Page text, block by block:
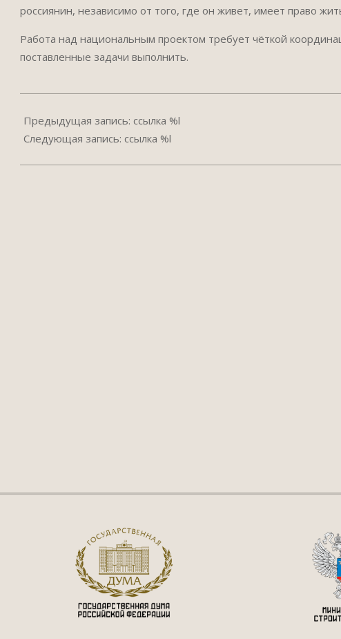
россиянин, независимо от того, где он живет, имеет право
Работа над национальным проектом требует чёткой
поставленные задачи выполнить.
09-
25
Предыдущая запись: ссылка %l
Следующая запись: ссылка %l